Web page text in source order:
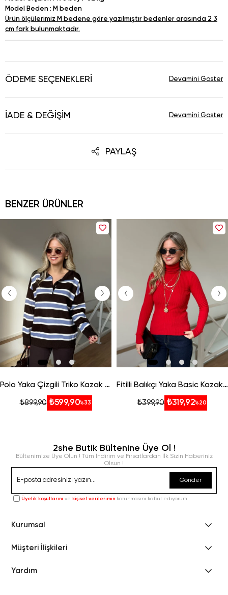
Model Beden : M beden
Ürün ölçülerimiz M bedene göre yazılmıştır bedenler arasında 2 3
cm fark bulunmaktadır.
ÖDEME SEÇENEKLERI
İADE & DEĞIŞIM
PAYLAŞ
BENZER ÜRÜNLER
Polo Yaka Çizgili Triko Kazak - Koyu Kahve
%33
₺599,90
₺899,90
Fitilli Balıkçı Yaka Basic Kazak - Kırmızı
%20
₺319,92
₺399,90
2she Butik Bültenine Üye Ol !
Bültenimize Üye Olun ! Tüm İndirim ve Fırsatlardan İlk Sizin Haberiniz
Olsun !
Gönder
Üyelik koşullarını ve kişisel verilerimin korunmasını kabul ediyorum.
Kurumsal
Müşteri İlişkileri
Yardım